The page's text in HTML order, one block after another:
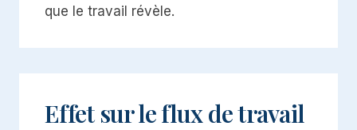
que le travail révèle.
Effet sur le flux de travail